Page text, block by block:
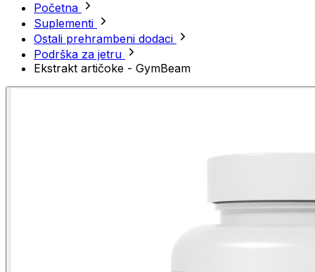
Početna
Suplementi
Ostali prehrambeni dodaci
Podrška za jetru
Ekstrakt artičoke - GymBeam